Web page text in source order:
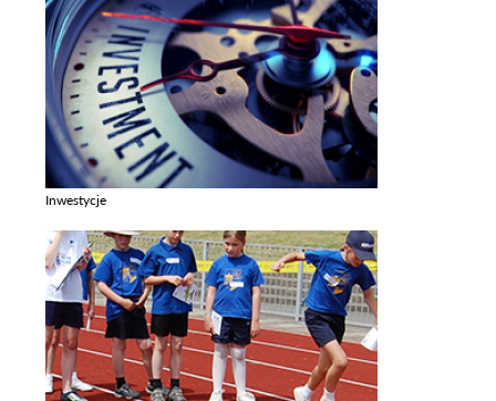
Inwestycje